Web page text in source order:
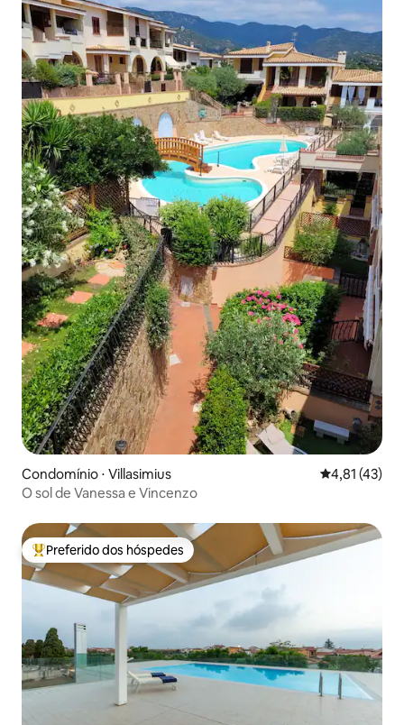
Condomínio ⋅ Villasimius 4,81 de uma
4,81 (43)
O sol de Vanessa e Vincenzo
Entre os melhores preferidos dos hóspedes
Preferido dos hóspedes